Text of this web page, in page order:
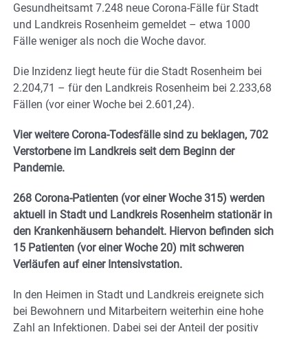
Gesundheitsamt 7.248 neue Corona-Fälle für Stadt
und Landkreis Rosenheim gemeldet – etwa 1000
Fälle weniger als noch die Woche davor.
Die Inzidenz liegt heute für die Stadt Rosenheim bei
2.204,71 – für den Landkreis Rosenheim bei 2.233,68
Fällen (vor einer Woche bei 2.601,24).
Vier weitere Corona-Todesfälle sind zu beklagen, 702
Verstorbene im Landkreis seit dem Beginn der
Pandemie.
268 Corona-Patienten (vor einer Woche 315) werden
aktuell in Stadt und Landkreis Rosenheim stationär in
den Krankenhäusern behandelt. Hiervon befinden sich
15 Patienten (vor einer Woche 20) mit schweren
Verläufen auf einer Intensivstation.
In den Heimen in Stadt und Landkreis ereignete sich
bei Bewohnern und Mitarbeitern weiterhin eine hohe
Zahl an Infektionen. Dabei sei der Anteil der positiv